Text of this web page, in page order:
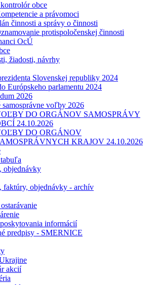
obce
a právomoci
činnosti a správy o činnosti
protispoločenskej činnosti
OcÚ
žiadosti, návrhy
Slovenskej republiky 2024
Európskeho parlamentu 2024
2026
samosprávne voľby 2026
DO ORGÁNOV SAMOSPRÁVY
24.10.2026
DO ORGÁNOV
KRAJOV 24.10.2026
objednávky
faktúry, objednávky - archív
informácií
predpisy - SMERNICE
akcií